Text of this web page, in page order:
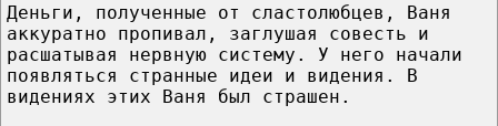
Деньги, полученные от сластолюбцев, Ваня
аккуратно пропивал, заглушая совесть и
расшатывая нервную систему. У него начали
появляться странные идеи и видения. В
видениях этих Ваня был страшен.